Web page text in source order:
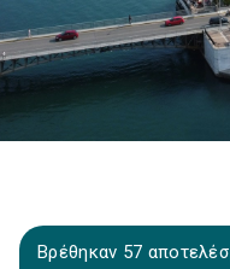
Βρέθηκαν 57